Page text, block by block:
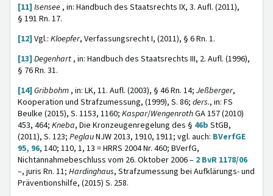
[11] Isensee , in: Handbuch des Staatsrechts IX, 3. Aufl. (2011),
§ 191 Rn. 17.
[12] Vgl.: Kloepfer, Verfassungsrecht I, (2011), § 6 Rn. 1.
[13] Degenhart , in: Handbuch des Staatsrechts III, 2. Aufl. (1996),
§ 76 Rn. 31.
[14] Gribbohm , in: LK, 11. Aufl. (2003), § 46 Rn. 14; Jeßberger,
Kooperation und Strafzumessung, (1999), S. 86; ders., in: FS
Beulke (2015), S. 1153, 1160; Kaspar/WengenrothGA 157 (2010)
453, 464; Kneba, Die Kronzeugenregelung des § 46b StGB,
(2011), S. 123; PeglauNJW 2013, 1910, 1911; vgl. auch: BVerfGE
95, 96, 140; 110, 1, 13 = HRRS 2004 Nr. 460; BVerfG,
Nichtannahmebeschluss vom 26. Oktober 2006 – 2 BvR 1178/06
–, juris Rn. 11; Hardinghaus, Strafzumessung bei Aufklärungs- und
Präventionshilfe, (2015) S. 258.